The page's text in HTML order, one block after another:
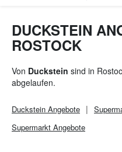
DUCKSTEIN
ROSTOCK
Von Duckstein sind in
abgelaufen.
Duckstein Angebote
Supermarkt Angebote